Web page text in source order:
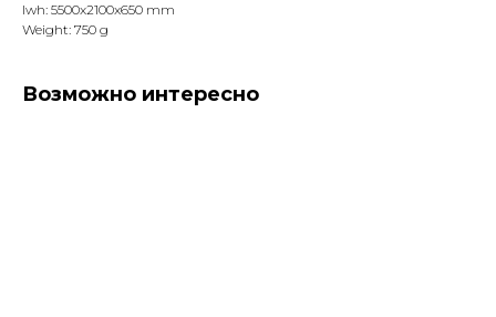
lwh: 5500x2100x650 mm
Weight: 750 g
Возможно интересно